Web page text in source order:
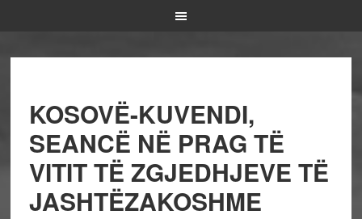
KOSOVË-KUVENDI,
SEANCË NË PRAG TË
VITIT TË ZGJEDHJEVE TË
JASHTËZAKOSHME